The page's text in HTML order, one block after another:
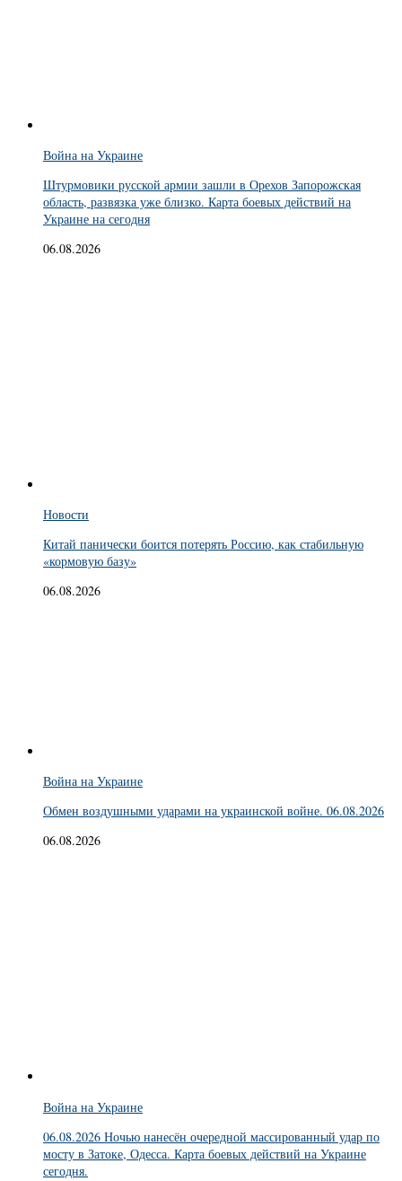
Война на Украине
Штурмовики русской армии зашли в Орехов Запорожская
область, развязка уже близко. Карта боевых действий на
Украине на сегодня
06.08.2026
Новости
Китай панически боится потерять Россию, как стабильную
«кормовую базу»
06.08.2026
Война на Украине
Обмен воздушными ударами на украинской войне. 06.08.2026
06.08.2026
Война на Украине
06.08.2026 Ночью нанесён очередной массированный удар по
мосту в Затоке, Одесса. Карта боевых действий на Украине
сегодня.